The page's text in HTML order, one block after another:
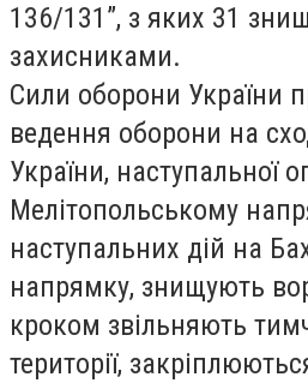
136/131”, з яких 31
захисниками.
Сили оборони України
ведення оборони на
України, наступальної
Мелітопольському
наступальних дій на
напрямку, знищують
кроком звільняють
території,